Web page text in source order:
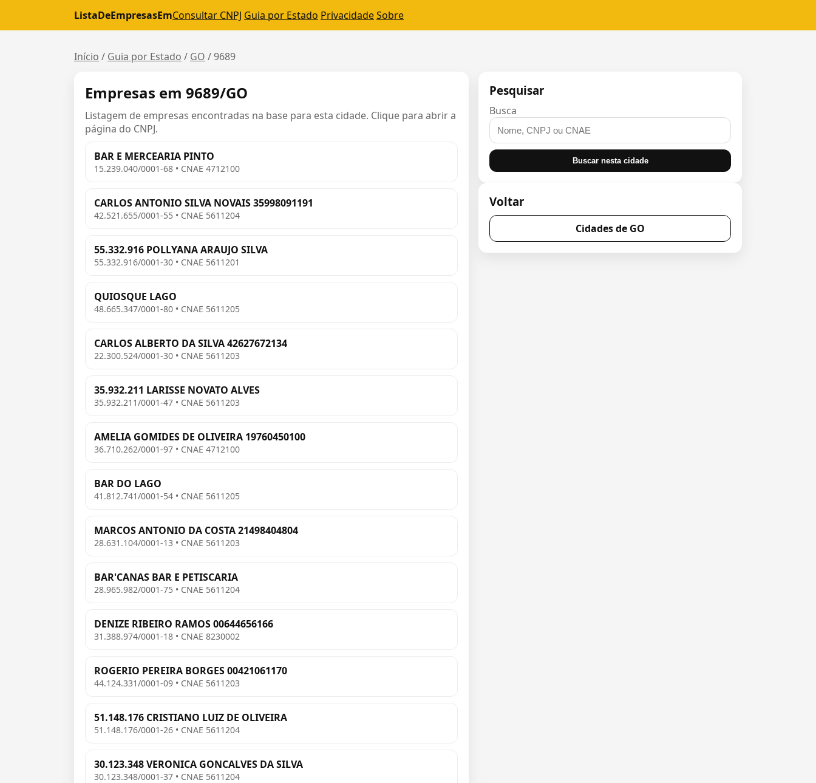
ListaDeEmpresasEmConsultar CNPJ Guia por Estado PrivacidadeSobre
Início / Guia por Estado / GO /9689
Empresas em 9689/GO
Listagem de empresas encontradas na base para esta cidade. Clique para abrir a
página do CNPJ.
BAR E MERCEARIA PINTO
15.239.040/0001-68 • CNAE 4712100
CARLOS ANTONIO SILVA NOVAIS 35998091191
42.521.655/0001-55 • CNAE 5611204
55.332.916 POLLYANA ARAUJO SILVA
55.332.916/0001-30 • CNAE 5611201
QUIOSQUE LAGO
48.665.347/0001-80 • CNAE 5611205
CARLOS ALBERTO DA SILVA 42627672134
22.300.524/0001-30 • CNAE 5611203
35.932.211 LARISSE NOVATO ALVES
35.932.211/0001-47 • CNAE 5611203
AMELIA GOMIDES DE OLIVEIRA 19760450100
36.710.262/0001-97 • CNAE 4712100
BAR DO LAGO
41.812.741/0001-54 • CNAE 5611205
MARCOS ANTONIO DA COSTA 21498404804
28.631.104/0001-13 • CNAE 5611203
BAR'CANAS BAR E PETISCARIA
28.965.982/0001-75 • CNAE 5611204
DENIZE RIBEIRO RAMOS 00644656166
31.388.974/0001-18 • CNAE 8230002
ROGERIO PEREIRA BORGES 00421061170
44.124.331/0001-09 • CNAE 5611203
51.148.176 CRISTIANO LUIZ DE OLIVEIRA
51.148.176/0001-26 • CNAE 5611204
30.123.348 VERONICA GONCALVES DA SILVA
30.123.348/0001-37 • CNAE 5611204
Pesquisar
Busca
Buscar nesta cidade
Voltar
Cidades de GO